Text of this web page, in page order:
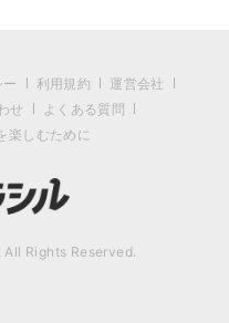
利用規約
運営会社
せ
よくある質問
楽しむために
Rights Reserved.